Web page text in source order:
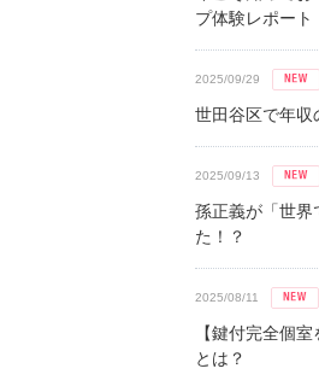
プ体験レポート
2025/09/29
世田谷区で年収
2025/09/13
孫正義が「世界
た！？
2025/08/11
【鍵付完全個
とは？